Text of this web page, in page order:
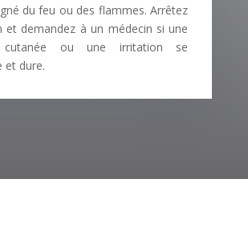
du feu ou des flammes. Arrêtez
et demandez à un médecin si une
cutanée ou une irritation se
et dure.